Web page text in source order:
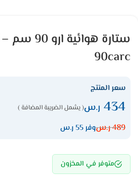
90carc
سعر المنتج
434 ر.س( يشمل الضريبة المضافة )
489ر.سوفر 55 ر.س
متوفر في المخزون